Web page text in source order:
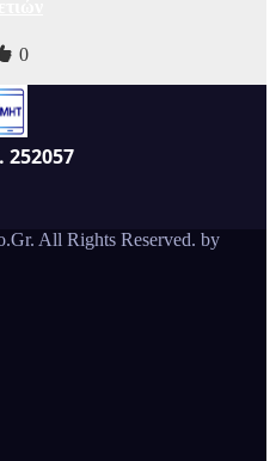
0
All Rights Reserved. by